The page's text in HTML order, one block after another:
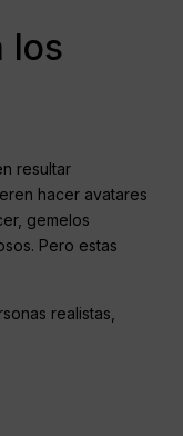
los
resultar
hacer avatares
gemelos
Pero estas
realistas,